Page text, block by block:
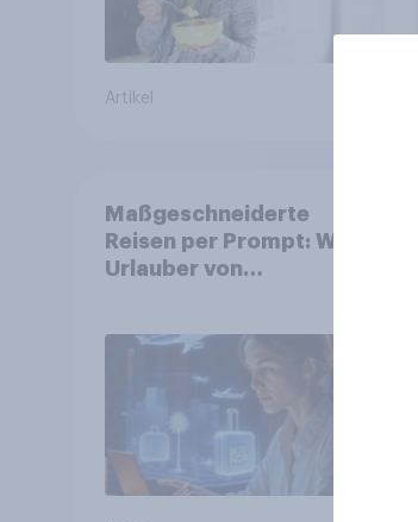
Artikel
Maßgeschneiderte
Reisen per Prompt: Was
Urlauber von
Tools bei der
Reiseplanung bereits
genutzt werden